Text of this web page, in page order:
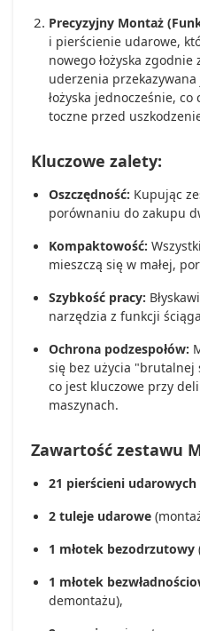
Precyzyjny Montaż
i pierścienie udarowe,
nowego łożyska zgodnie
uderzenia
łożyska jednocześnie,
toczne przed
Kluczowe zalety:
Oszczędność: Kupując
porównaniu do zakupu
Kompaktowość:
mieszczą się w małej,
Szybkość pracy:
narzędzia z funkcji
Ochrona podzespołów:
się bez użycia "brutalnej
co jest kluczowe przy
maszynach.
Zawartość zestawu
21 pierścieni udarowych
2 tuleje udarowe
1 młotek bezodrzutowy
1 młotek
demontażu),